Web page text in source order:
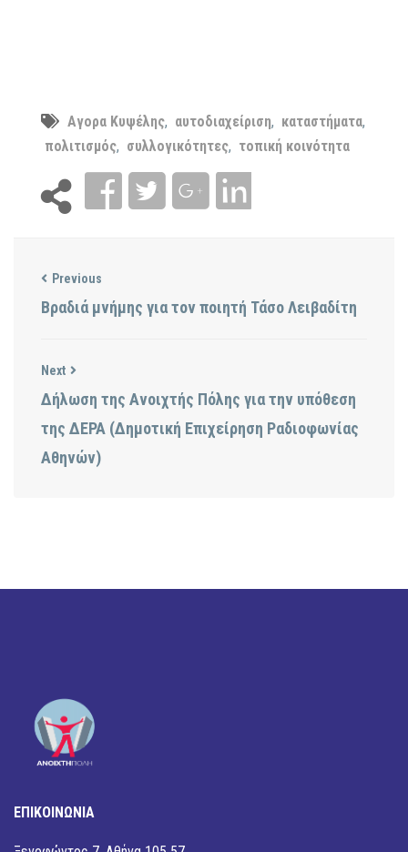
Αγορα Κυψέλης, αυτοδιαχείριση, καταστήματα,
πολιτισμός, συλλογικότητες, τοπική κοινότητα
Previous
Bραδιά μνήμης για τον ποιητή Τάσο Λειβαδίτη
Next
Δήλωση της Ανοιχτής Πόλης για την υπόθεση
της ΔΕΡΑ (Δημοτική Επιχείρηση Ραδιοφωνίας
Αθηνών)
ΕΠΙΚΟΙΝΩΝΙΑ